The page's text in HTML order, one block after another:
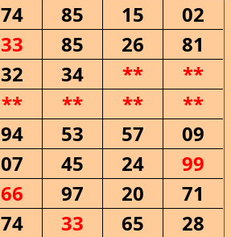
74 85 15
02
33 85 26
81
32 34 **
**
** ** **
**
94 53 57
09
07 45 24
99
66 97 20
71
74 33 65
28